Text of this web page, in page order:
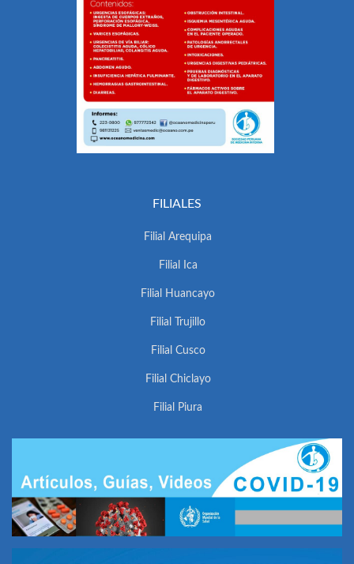
FILIALES
Filial Arequipa
Filial Ica
Filial Huancayo
Filial Trujillo
Filial Cusco
Filial Chiclayo
Filial Piura